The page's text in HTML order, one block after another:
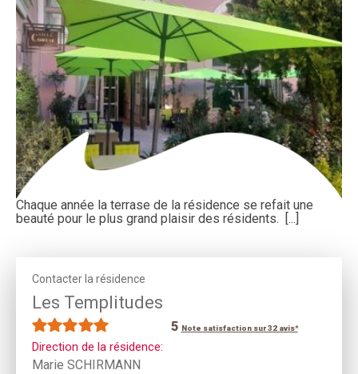
Chaque année la terrase de la résidence se refait une
beauté pour le plus grand plaisir des résidents. [...]
Contacter la résidence
Les Templitudes
5 Note satisfaction sur 32 avis*
Direction de la résidence:
Marie SCHIRMANN